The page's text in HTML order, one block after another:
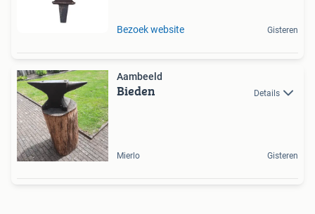
Bezoek website Gisteren
Aambeeld
Bieden Details
Mierlo Gisteren